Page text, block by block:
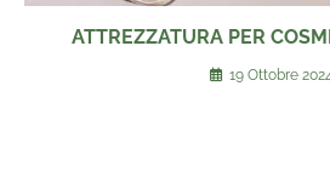
ATTREZZATURA PER
19 Ottobre 2024